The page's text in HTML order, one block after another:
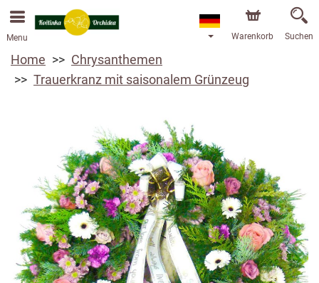
Bestellungen über unseren Onlineshop nehmen wir gerne
entgegen. Der frühestmögliche Liefertermin ist ab dem
13.08.2026 aufgrund von Betriebsurlaub.
Menu Warenkorb Suchen
Home
Chrysanthemen
Trauerkranz mit saisonalem Grünzeug